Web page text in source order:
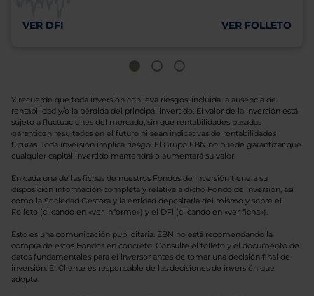
VER DFI VER FOLLETO
Y recuerde que toda inversión conlleva riesgos, incluida la ausencia de
rentabilidad y/o la pérdida del principal invertido. El valor de la inversión está
sujeto a fluctuaciones del mercado, sin que rentabilidades pasadas
garanticen resultados en el futuro ni sean indicativas de rentabilidades
futuras. Toda inversión implica riesgo. El Grupo EBN no puede garantizar que
cualquier capital invertido mantendrá o aumentará su valor.
En cada una de las fichas de nuestros Fondos de Inversión tiene a su
disposición información completa y relativa a dicho Fondo de Inversión, así
como la Sociedad Gestora y la entidad depositaria del mismo y sobre el
Folleto (clicando en «ver informe») y el DFI (clicando en «ver ficha»).
Esto es una comunicación publicitaria. EBN no está recomendando la
compra de estos Fondos en concreto. Consulte el folleto y el documento de
datos fundamentales para el inversor antes de tomar una decisión final de
inversión. El Cliente es responsable de las decisiones de inversión que
adopte.